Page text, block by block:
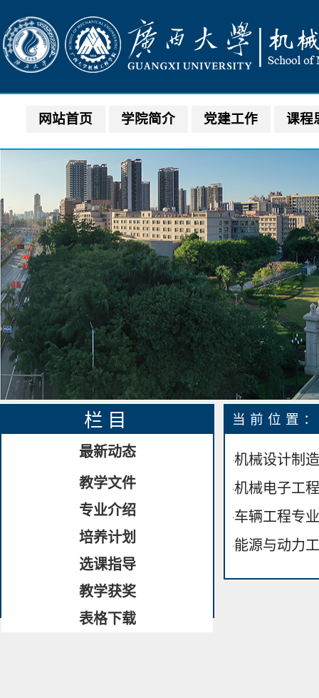
网站首页 学院简介 党建工作 课程
栏目
最新动态
教学文件
专业介绍
培养计划
选课指导
教学获奖
表格下载
当前位置
·机械设计制
·机械电子工
·车辆工程专
·能源与动力